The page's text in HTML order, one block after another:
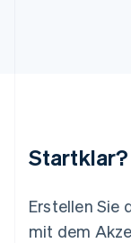
Startklar?
Erstellen Sie
mit dem
Español English
Niederlande
Nederlands